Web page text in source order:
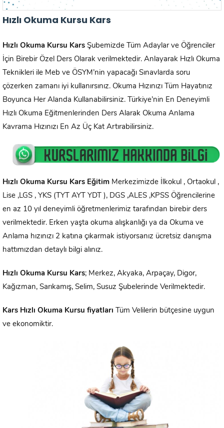
Hızlı Okuma Kursu Kars
Hızlı Okuma Kursu Kars Şubemizde Tüm Adaylar ve Öğrenciler
İçin Birebir Özel Ders Olarak verilmektedir. Anlayarak Hızlı Okuma
Teknikleri ile Meb ve ÖSYM’nin yapacağı Sınavlarda soru
çözerken zamanı iyi kullanırsınız. Okuma Hızınızı Tüm Hayatınız
Boyunca Her Alanda Kullanabilirsiniz. Türkiye’nin En Deneyimli
Hızlı Okuma Eğitmenlerinden Ders Alarak Okuma Anlama
Kavrama Hızınızı En Az Üç Kat Artırabilirsiniz.
Hızlı Okuma Kursu Kars Eğitim Merkezimizde İlkokul , Ortaokul ,
Lise ,LGS , YKS (TYT AYT YDT ), DGS ,ALES ,KPSS Öğrencilerine
en az 10 yıl deneyimli öğretmenlerimiz tarafından birebir ders
verilmektedir. Erken yaşta okuma alışkanlığı ya da Okuma ve
Anlama hızınızı 2 katına çıkarmak istiyorsanız ücretsiz danışma
hattımızdan detaylı bilgi alınız.
Hızlı Okuma Kursu Kars; Merkez, Akyaka, Arpaçay, Digor,
Kağızman, Sarıkamış, Selim, Susuz Şubelerinde Verilmektedir.
Kars Hızlı Okuma Kursu fiyatları Tüm Velilerin bütçesine uygun
ve ekonomiktir.